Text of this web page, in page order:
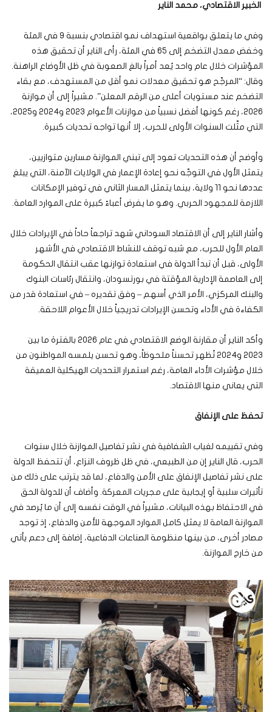
الخبير الاقتصادي، محمد الناير
وفي ما يتعلق بواقعية استهداف نمو اقتصادي بنسبة 9 في المئة
وخفض معدل التضخم إلى 65 في المئة، رأى الناير أن تحقيق هذه
المؤشرات خلال عام واحد يُعد أمراً بالغ الصعوبة في ظل الأوضاع الراهنة.
وقال: “المرجّح هو تحقيق معدلات نمو أقل من المستهدف، مع بقاء
التضخم عند مستويات أعلى من الرقم المعلن”. مشيراً إلى أن موازنة
2026، رغم كونها أفضل نسبياً من موازنات الأعوام 2023 و2024 و2025،
التي مثّلت السنوات الأولى للحرب، إلا أنها تواجه تحديات كبيرة.
وأوضح أن هذه التحديات تعود إلى تبني الموازنة مسارين متوازيين،
يتمثل الأول في التوجّه نحو إعادة الإعمار في الولايات الآمنة، التي يبلغ
عددها نحو 11 ولاية، بينما يتمثل المسار الثاني في توفير الإمكانات
اللازمة للمجهود الحربي. وهو ما يفرض أعباءً كبيرة على الموارد العامة.
وأشار الناير إلى أن الاقتصاد السوداني شهد تراجعاً حاداً في الإيرادات خلال
العام الأول للحرب، مع شبه توقف للنشاط الاقتصادي في الأشهر
الأولى، قبل أن تبدأ الدولة في استعادة توازنها عقب انتقال الحكومة
إلى العاصمة الإدارية المؤقتة في بورتسودان، وانتقال رئاسات البنوك
والبنك المركزي، الأمر الذي أسهم – وفق تقديره – في استعادة قدر من
الكفاءة في الأداء وتحسن الإيرادات تدريجياً خلال الأعوام اللاحقة.
وأكد الناير أن مقارنة الوضع الاقتصادي في عام 2026 بالفترة ما بين
2023 و2024 تُظهر تحسناً ملحوظاً، وهو تحسن يلمسه المواطنون من
خلال مؤشرات الأداء العامة، رغم استمرار التحديات الهيكلية العميقة
التي يعاني منها الاقتصاد.
تحفظ على الإنفاق
وفي تقييمه لغياب الشفافية في نشر تفاصيل الموازنة خلال سنوات
الحرب، قال الناير إن من الطبيعي، في ظل ظروف النزاع، أن تتحفظ الدولة
على نشر تفاصيل الإنفاق على الأمن والدفاع، لما قد يترتب على ذلك من
تأثيرات سلبية أو إيجابية على مجريات المعركة. وأضاف أن للدولة الحق
في الاحتفاظ بهذه البيانات، مشيراً في الوقت نفسه إلى أن ما يُرصد في
الموازنة العامة لا يمثل كامل الموارد الموجهة للأمن والدفاع، إذ توجد
مصادر أخرى، من بينها منظومة الصناعات الدفاعية، إضافة إلى دعم يأتي
من خارج الموازنة.